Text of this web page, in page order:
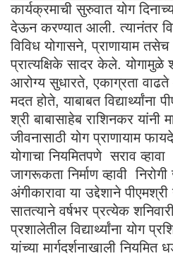
कार्यक्रमाची सुरुवात योग
देऊन करण्यात आली. त्यानंतर
विविध योगासने, प्राणायाम
प्रात्यक्षिके सादर केले. योगामुळे
आरोग्य सुधारते, एकाग्रता
मदत होते, याबाबत
श्री बाबासाहेब राशिनकर यांनी
जीवनासाठी योग प्राणायाम
योगाचा नियमितपणे सराव व्हावा
जागरूकता निर्माण व्हावी
अंगीकारावा या उद्देशाने
सातत्याने वर्षभर प्रत्येक
प्रशालेतील विद्यार्थ्यांना योग
यांच्या मार्गदर्शनाखाली